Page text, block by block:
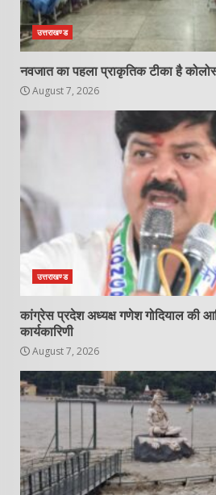
उत्तराखण्ड
नवजात का पहला प्राकृतिक टीका है
August 7, 2026
उत्तराखण्ड
कांग्रेस प्रदेश अध्यक्ष गणेश गोदियाल की
कार्यकारिणी
August 7, 2026